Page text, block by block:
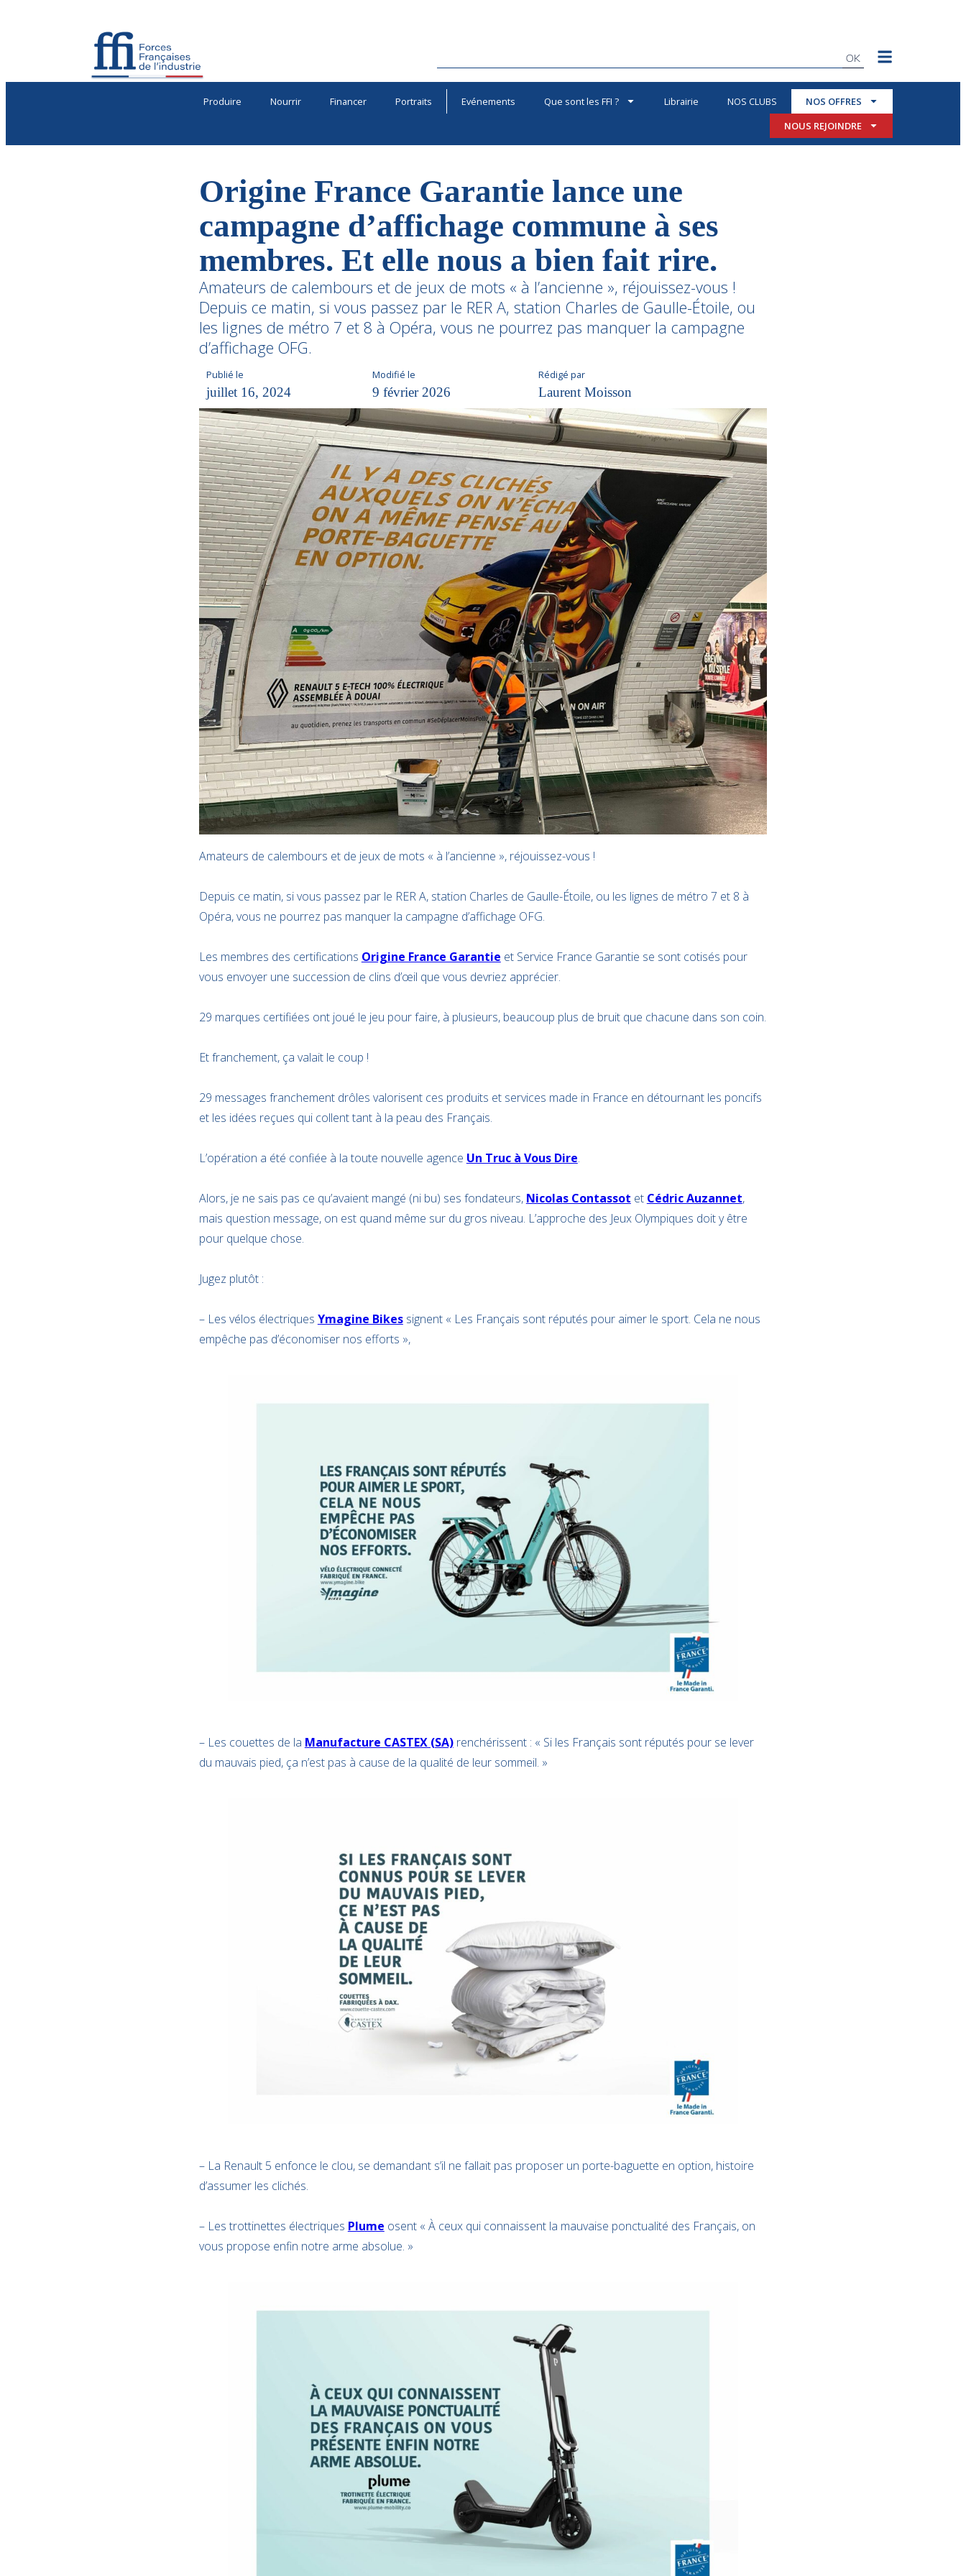
OK
Produire Nourrir Financer Portraits Evénements Que sont les FFI ? Librairie NOS CLUBS
NOS OFFRES
NOUS REJOINDRE
Origine France Garantie lance une
campagne d’affichage commune à ses
membres. Et elle nous a bien fait rire.
Amateurs de calembours et de jeux de mots « à l’ancienne », réjouissez-vous !
Depuis ce matin, si vous passez par le RER A, station Charles de Gaulle-Étoile, ou
les lignes de métro 7 et 8 à Opéra, vous ne pourrez pas manquer la campagne
d’affichage OFG.
Publié le
juillet 16, 2024
Modifié le
9 février 2026
Rédigé par
Laurent Moisson
Amateurs de calembours et de jeux de mots « à l’ancienne », réjouissez-vous !
Depuis ce matin, si vous passez par le RER A, station Charles de Gaulle-Étoile, ou les lignes de métro 7 et 8 à
Opéra, vous ne pourrez pas manquer la campagne d’affichage OFG.
Les membres des certifications Origine France Garantie et Service France Garantie se sont cotisés pour
vous envoyer une succession de clins d’œil que vous devriez apprécier.
29 marques certifiées ont joué le jeu pour faire, à plusieurs, beaucoup plus de bruit que chacune dans son coin.
Et franchement, ça valait le coup !
29 messages franchement drôles valorisent ces produits et services made in France en détournant les poncifs
et les idées reçues qui collent tant à la peau des Français.
L’opération a été confiée à la toute nouvelle agence Un Truc à Vous Dire.
Alors, je ne sais pas ce qu’avaient mangé (ni bu) ses fondateurs, Nicolas Contassot et Cédric Auzannet,
mais question message, on est quand même sur du gros niveau. L’approche des Jeux Olympiques doit y être
pour quelque chose.
Jugez plutôt :
– Les vélos électriques Ymagine Bikessignent « Les Français sont réputés pour aimer le sport. Cela ne nous
empêche pas d’économiser nos efforts »,
– Les couettes de la Manufacture CASTEX (SA)renchérissent : « Si les Français sont réputés pour se lever
du mauvais pied, ça n’est pas à cause de la qualité de leur sommeil. »
– La Renault 5 enfonce le clou, se demandant s’il ne fallait pas proposer un porte-baguette en option, histoire
d’assumer les clichés.
– Les trottinettes électriques Plume osent « À ceux qui connaissent la mauvaise ponctualité des Français, on
vous propose enfin notre arme absolue. »